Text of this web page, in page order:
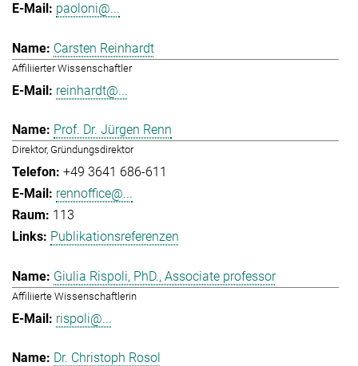
paoloni@...
Carsten Reinhardt
Affiliierter Wissenschaftler
reinhardt@...
Prof. Dr. Jürgen Renn
Direktor, Gründungsdirektor
+49 3641 686-611
rennoffice@...
113
Publikationsreferenzen
Giulia Rispoli, PhD., Associate professor
Affiliierte Wissenschaftlerin
rispoli@...
Dr. Christoph Rosol